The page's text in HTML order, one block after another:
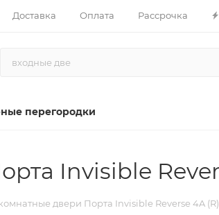
Доставка Оплата Рассрочка
перегородки
Invisible
двери Порта Invisible Reverse 4A (R)